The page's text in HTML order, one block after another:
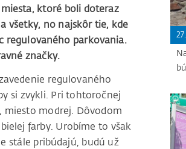
ktoré boli doteraz
všetky, no najskôr tie, kde
regulovaného parkovania.
značky.
regulovaného
si zvykli. Pri tohtoročnej
miesto modrej. Dôvodom
farby. Urobíme to však
stále pribúdajú, budú už